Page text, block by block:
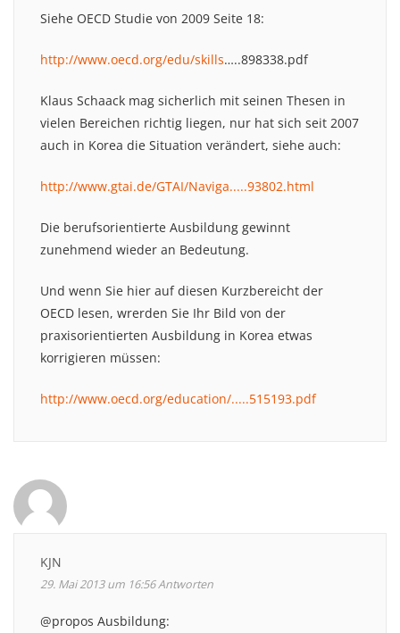
Siehe OECD Studie von 2009 Seite 18:
http://www.oecd.org/edu/skills…..898338.pdf
Klaus Schaack mag sicherlich mit seinen Thesen in
vielen Bereichen richtig liegen, nur hat sich seit 2007
auch in Korea die Situation verändert, siehe auch:
http://www.gtai.de/GTAI/Naviga.....93802.html
Die berufsorientierte Ausbildung gewinnt
zunehmend wieder an Bedeutung.
Und wenn Sie hier auf diesen Kurzbereicht der
OECD lesen, wrerden Sie Ihr Bild von der
praxisorientierten Ausbildung in Korea etwas
korrigieren müssen:
http://www.oecd.org/education/.....515193.pdf
KJN
29. Mai 2013 um 16:56Antworten
@propos Ausbildung: